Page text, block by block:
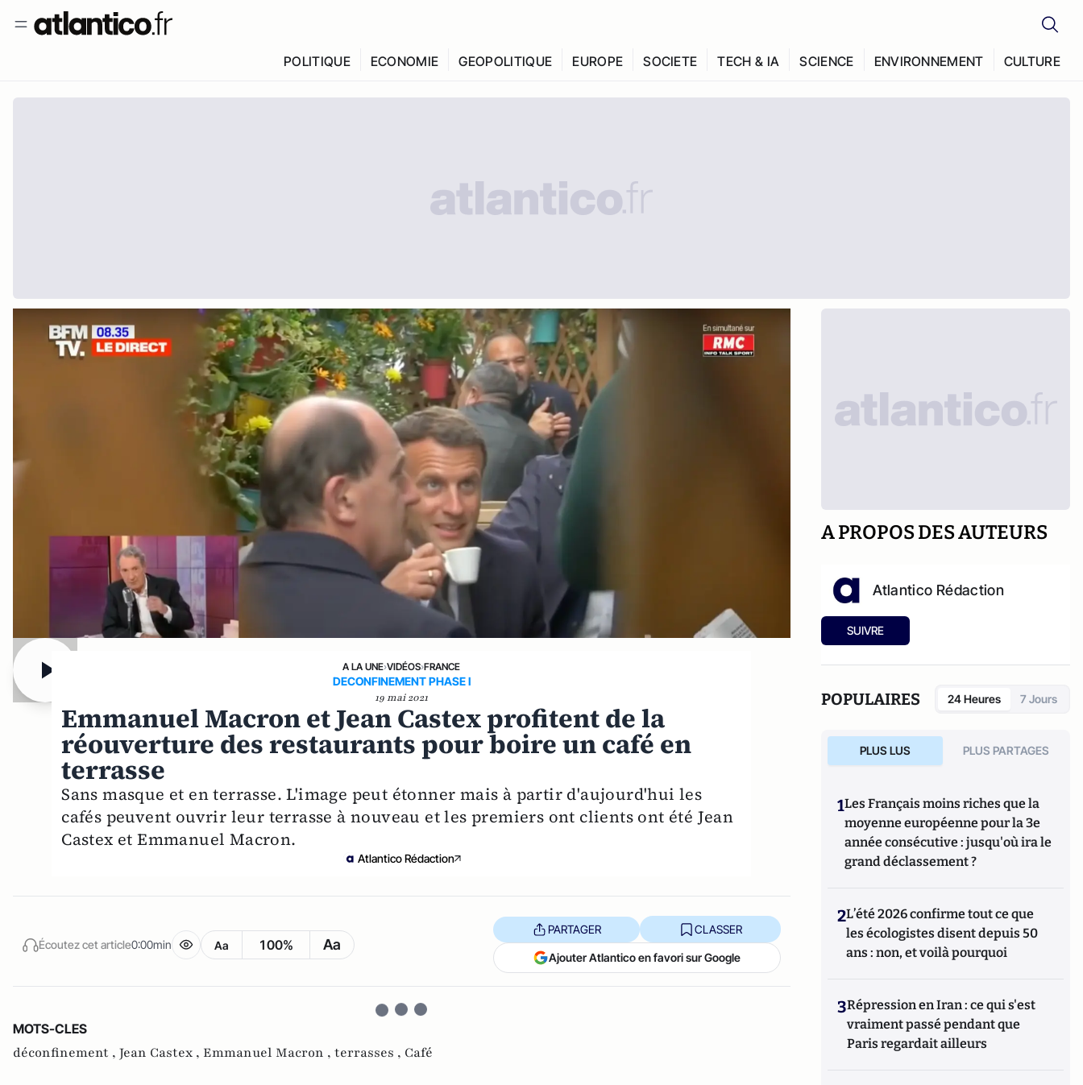
POLITIQUE ECONOMIE GEOPOLITIQUE EUROPE SOCIETE TECH & IA SCIENCE ENVIRONNEMENT CULTURE
A LA UNE›VIDÉOS›FRANCE
DECONFINEMENT PHASE I
19 mai 2021
Emmanuel Macron et Jean Castex profitent de la
réouverture des restaurants pour boire un café en
terrasse
Sans masque et en terrasse. L'image peut étonner mais à partir d'aujourd'hui les
cafés peuvent ouvrir leur terrasse à nouveau et les premiers ont clients ont été Jean
Castex et Emmanuel Macron.
Atlantico Rédaction
Écoutez cet article0:00min Aa 100% Aa
PARTAGER CLASSER
Ajouter Atlantico en favori sur Google
MOTS-CLES
déconfinement , Jean Castex , Emmanuel Macron , terrasses , Café
A PROPOS DES AUTEURS
Atlantico Rédaction
SUIVRE
POPULAIRES 24 Heures 7 Jours
PLUS LUS PLUS PARTAGES
1Les Français moins riches que la
moyenne européenne pour la 3e
année consécutive : jusqu'où ira le
grand déclassement ?
2L’été 2026 confirme tout ce que
les écologistes disent depuis 50
ans : non, et voilà pourquoi
3Répression en Iran : ce qui s'est
vraiment passé pendant que
Paris regardait ailleurs